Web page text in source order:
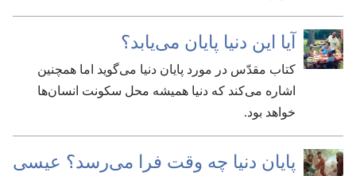
آیا این دنیا پایان می‌یابد؟‏
کتاب مقدّس در مورد پایان دنیا می‌گوید اما همچنین
اشاره می‌کند که دنیا همیشه محل سکونت انسان‌ها
خواهد بود.‏
پایان دنیا چه وقت فرا می‌رسد؟‏ عیسی